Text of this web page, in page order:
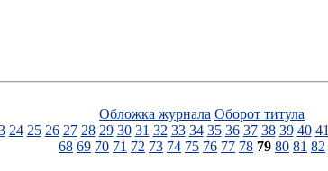
Обложка журнала Оборот титула
24 25 26 27 28 29 30 31 32 33 34 35 36 37 38 39 40 41
68 69 70 71 72 73 74 75 76 77 78 79 80 81 82